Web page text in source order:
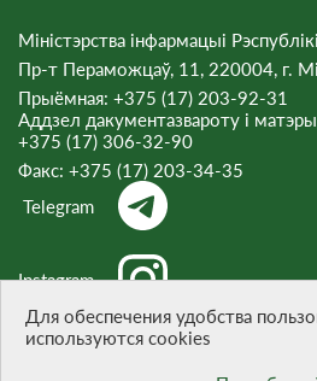
Міністэрства інфармацыі
Пр-т Пераможцаў, 11, 220004, г.
Прыёмная: +375 (17) 203-92-31
Аддзел дакументазвароту і
+375 (17) 306-32-90
Факс: +375 (17) 203-34-35
Telegram
Instagram
Для обеспечения удобства
используются cookies